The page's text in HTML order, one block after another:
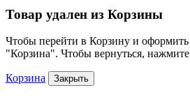
Товар удален из Корзины
Чтобы перейти в Корзину и
"Корзина". Чтобы вернуться,
Корзина Закрыть